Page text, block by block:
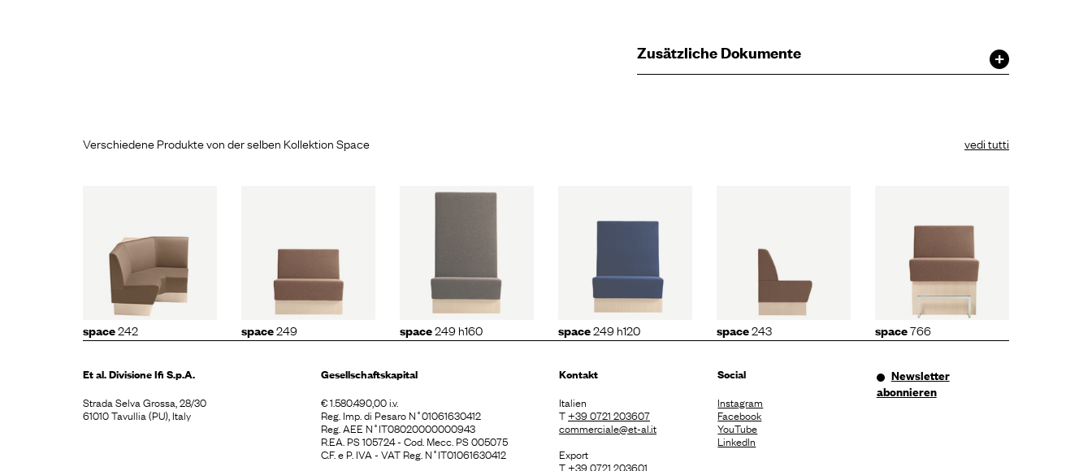
Zusätzliche Dokumente
Verschiedene Produkte von der selben Kollektion Space vedi tutti
space242
space249
space249
h160
space249 h160
space
h120
space249 h120
space
space243
space
space766
Et al. DivisioneIfi S.p.A.
Strada Selva Grossa, 28/30
61010 Tavullia (PU), Italy
Gesellschaftskapital
€ 1.580.490,00 i.v.
Reg. Imp. di Pesaro N˚01061630412
Reg. AEE N˚IT08020000000943
R.EA. PS 105724 - Cod. Mecc. PS 005075
C.F. e P. IVA - VAT Reg. N˚IT01061630412
Kontakt
Italien
T+39 0721 203607
commerciale@et-al.it
Export
T+39 0721 203601
Social
Instagram
Facebook
YouTube
LinkedIn
Newsletter
abonnieren